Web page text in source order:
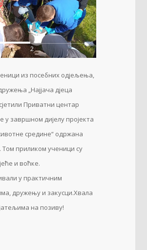
2
из посебних одјељења,
„Најјача дјеца
Приватни центар
је у завршном дијелу пројекта
средине“ одржана
приликом ученици су
и воћке.
у практичним
дружењу и закусци.Хвала
на позиву!